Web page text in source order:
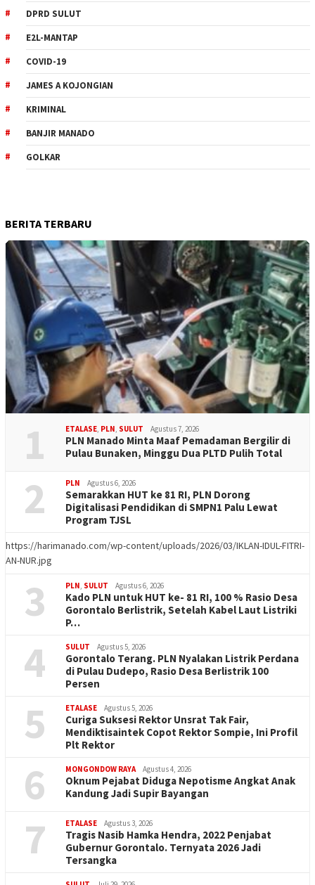
DPRD SULUT
E2L-MANTAP
COVID-19
JAMES A KOJONGIAN
KRIMINAL
BANJIR MANADO
GOLKAR
BERITA TERBARU
1 ETALASE, PLN, SULUT Agustus 7, 2026
PLN Manado Minta Maaf Pemadaman Bergilir di
Pulau Bunaken, Minggu Dua PLTD Pulih Total
2 PLN Agustus 6, 2026
Semarakkan HUT ke 81 RI, PLN Dorong
Digitalisasi Pendidikan di SMPN1 Palu Lewat
Program TJSL
https://harimanado.com/wp-content/uploads/2026/03/IKLAN-IDUL-FITRI-
AN-NUR.jpg
3 PLN, SULUT Agustus 6, 2026
Kado PLN untuk HUT ke- 81 RI, 100 % Rasio Desa
Gorontalo Berlistrik, Setelah Kabel Laut Listriki
P…
4 SULUT Agustus 5, 2026
Gorontalo Terang. PLN Nyalakan Listrik Perdana
di Pulau Dudepo, Rasio Desa Berlistrik 100
Persen
5 ETALASE Agustus 5, 2026
Curiga Suksesi Rektor Unsrat Tak Fair,
Mendiktisaintek Copot Rektor Sompie, Ini Profil
Plt Rektor
6 MONGONDOW RAYA Agustus 4, 2026
Oknum Pejabat Diduga Nepotisme Angkat Anak
Kandung Jadi Supir Bayangan
7 ETALASE Agustus 3, 2026
Tragis Nasib Hamka Hendra, 2022 Penjabat
Gubernur Gorontalo. Ternyata 2026 Jadi
Tersangka